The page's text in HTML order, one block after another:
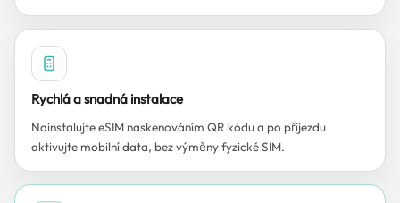
Rychlá a snadná instalace
Nainstalujte eSIM naskenováním QR kódu a po příjezdu
aktivujte mobilní data, bez výměny fyzické SIM.